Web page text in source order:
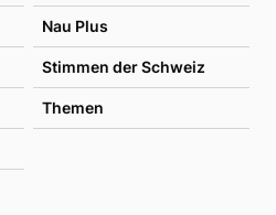
Nau Plus
Stimmen der Schweiz
Themen